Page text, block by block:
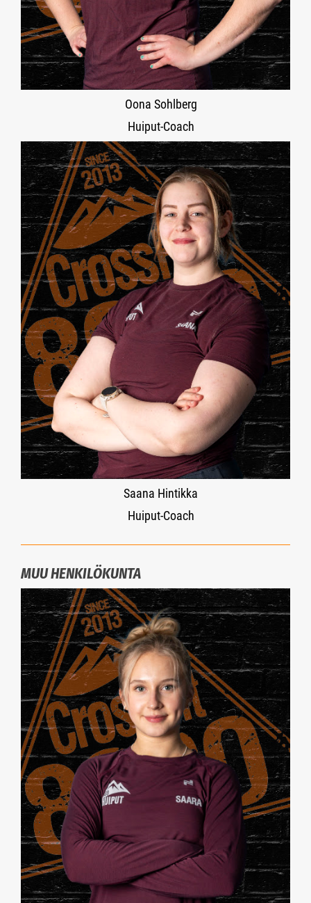
Oona Sohlberg
Huiput-Coach
Saana Hintikka
Huiput-Coach
MUU HENKILÖKUNTA